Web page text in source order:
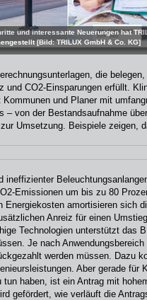
und interessante Neuerungen hat
[Bild: TRILUX GmbH & Co. KG]
die
und CO2-Einsparungen erfüllt.
und Planer mit
– von der Bestandsaufnahme
Umsetzung. Beispiele zeigen,
ineffizienter
Emissionen um bis zu 80
Energiekosten amortisieren sich
Anreiz für einen
Technologien unterstützt das
Je nach
werden müssen. Dazu
Aber gerade für
haben, ist ein Antrag mit
gefördert, wie verläuft die